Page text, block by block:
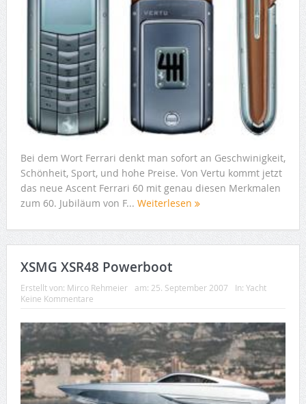
Bei dem Wort Ferrari denkt man sofort an Geschwinigkeit,
Schönheit, Sport, und hohe Preise. Von Vertu kommt jetzt
das neue Ascent Ferrari 60 mit genau diesen Merkmalen
zum 60. Jubiläum von F... Weiterlesen
XSMG XSR48 Powerboot
Erstellt von: Mirco Rehmeier am: 25. September 2007 In: Yacht
Keine Kommentare